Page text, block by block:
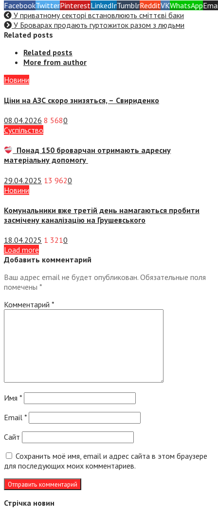
FacebookTwitterPinterestLinkedInTumblrRedditVKWhatsApp
У приватному секторі встановлюють сміттєві баки
У Броварах продають гуртожиток разом з людьми
Related posts
Related posts
More from author
Новини
Ціни на АЗС скоро знизяться, – Свириденко
08.04.2026 8 5680
Суспiльство
Понад 150 броварчан отримають адресну
матеріальну допомогу
29.04.2025 13 9620
Новини
Комунальники вже третій день намагаються пробити
засмічену каналізацію на Грушевського
18.04.2025 1 3210
Load more
Добавить комментарий
Ваш адрес email не будет опубликован. Обязательные поля
помечены *
Комментарий *
Имя *
Email *
Сайт
Сохранить моё имя, email и адрес сайта в этом браузере
для последующих моих комментариев.
Стрічка новин